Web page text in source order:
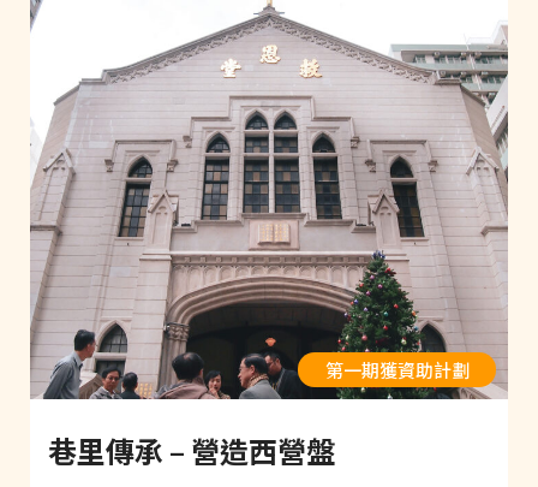
第一期獲資助計劃
巷里傳承 – 營造西營盤